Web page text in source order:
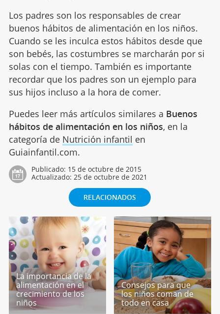
Los padres son los responsables de crear
buenos hábitos de alimentación en los niños.
Cuando se les inculca estos hábitos desde que
son bebés, las costumbres se marcharán por si
solas con el tiempo. También es importante
recordar que los padres son un ejemplo para
sus hijos incluso a la hora de comer.
Puedes leer más artículos similares a Buenos
hábitos de alimentación en los niños, en la
categoría de Nutrición infantil en
Guiainfantil.com.
Publicado: 15 de octubre de 2015
Actualizado: 25 de octubre de 2021
RELACIONADOS
La importancia de la
alimentación en el
crecimiento de los
niños
Consejos para que
los niños coman de
todo en casa